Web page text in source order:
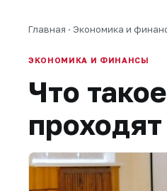
Главная · Экономика и
ЭКОНОМИКА И ФИНАНСЫ
Что